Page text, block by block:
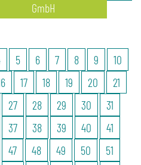
GmbH
5 6 7 8 9
10
17 18 19 20
21
27 28 29 30
31
37 38 39 40
41
47 48 49 50
51